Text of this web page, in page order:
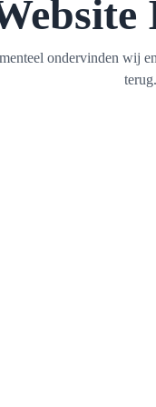
ondervinden wij